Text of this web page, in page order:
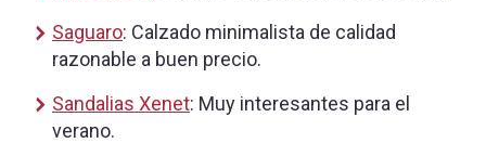
Saguaro: Calzado minimalista de calidad
razonable a buen precio.
Sandalias Xenet: Muy interesantes para el
verano.